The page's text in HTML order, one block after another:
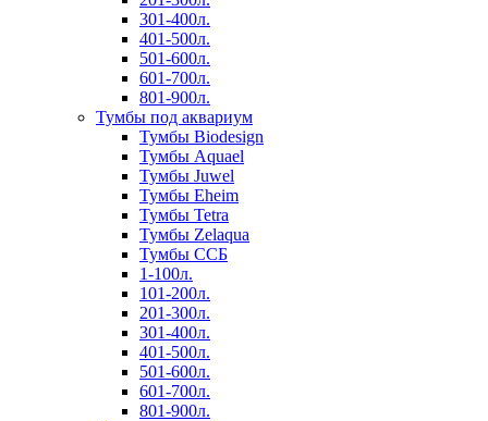
301-400л.
401-500л.
501-600л.
601-700л.
801-900л.
Тумбы под аквариум
Тумбы Biodesign
Тумбы Aquael
Тумбы Juwel
Тумбы Eheim
Тумбы Tetra
Тумбы Zelaqua
Тумбы ССБ
1-100л.
101-200л.
201-300л.
301-400л.
401-500л.
501-600л.
601-700л.
801-900л.